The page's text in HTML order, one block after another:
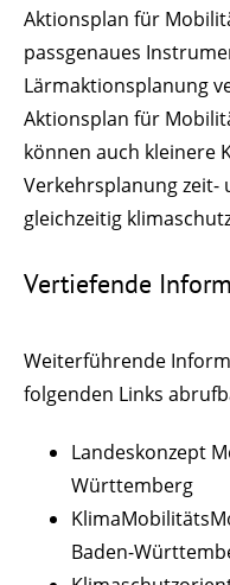
Aktionsplan für
passgenaues
Lärmaktionsplanung
Aktionsplan für
können auch kleinere
Verkehrsplanung
gleichzeitig
Vertiefende
Weiterführende
folgenden Links
Landeskonzept
Württemberg
Baden-